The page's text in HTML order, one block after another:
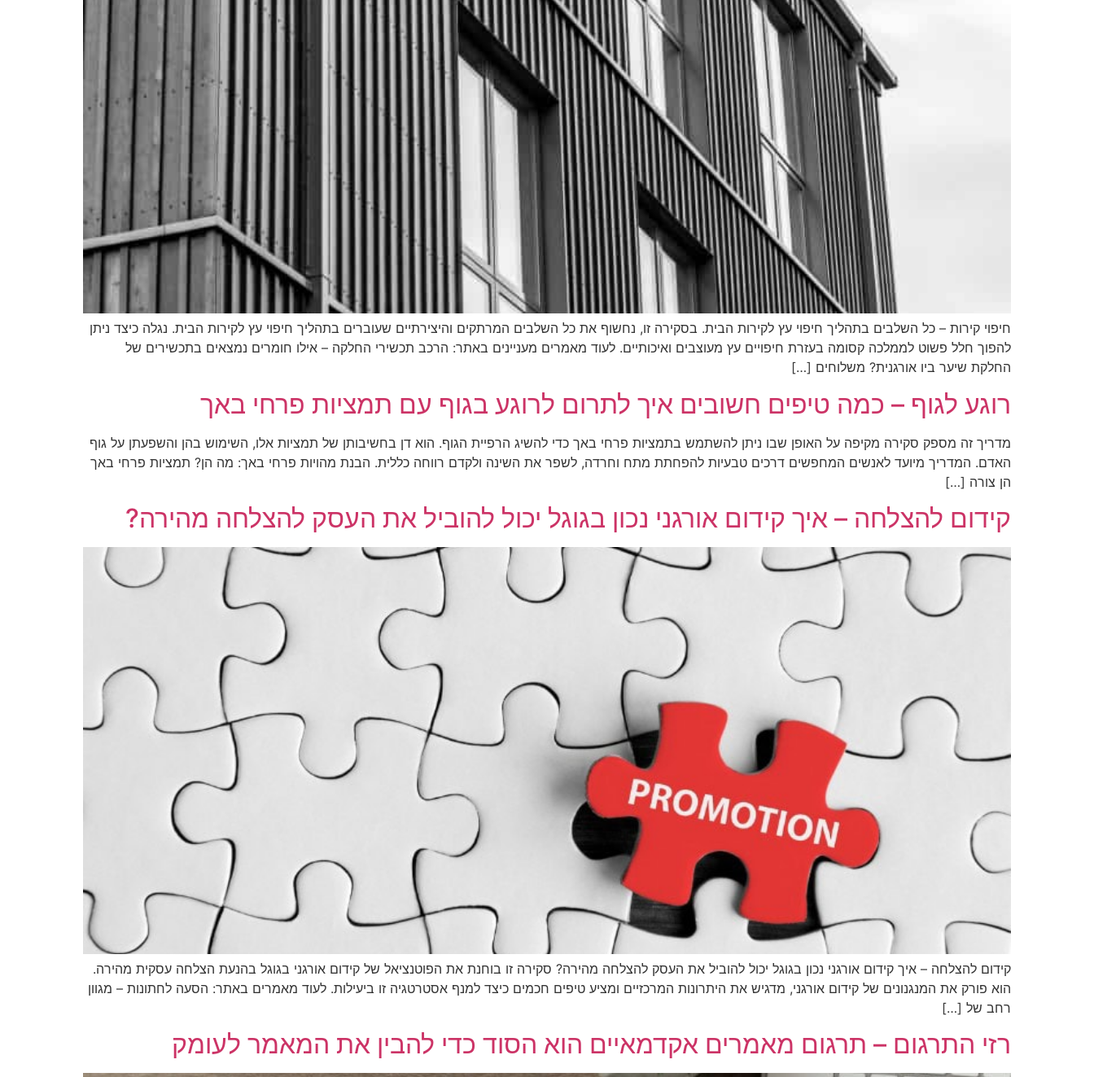
חיפוי קירות – כל השלבים בתהליך חיפוי עץ לקירות הבית. בסקירה זו, נחשוף את כל השלבים המרתקים והיצירתיים שעוברים בתהליך חיפוי עץ לקירות הבית. נגלה כיצד ניתן
להפוך חלל פשוט לממלכה קסומה בעזרת חיפויים עץ מעוצבים ואיכותיים. לעוד מאמרים מעניינים באתר: הרכב תכשירי החלקה – אילו חומרים נמצאים בתכשירים של
החלקת שיער ביו אורגנית? משלוחים […]
רוגע לגוף – כמה טיפים חשובים איך לתרום לרוגע בגוף עם תמציות פרחי באך
מדריך זה מספק סקירה מקיפה על האופן שבו ניתן להשתמש בתמציות פרחי באך כדי להשיג הרפיית הגוף. הוא דן בחשיבותן של תמציות אלו, השימוש בהן והשפעתן על גוף
האדם. המדריך מיועד לאנשים המחפשים דרכים טבעיות להפחתת מתח וחרדה, לשפר את השינה ולקדם רווחה כללית. הבנת מהויות פרחי באך: מה הן? תמציות פרחי באך
הן צורה […]
קידום להצלחה – איך קידום אורגני נכון בגוגל יכול להוביל את העסק להצלחה מהירה?
קידום להצלחה – איך קידום אורגני נכון בגוגל יכול להוביל את העסק להצלחה מהירה? סקירה זו בוחנת את הפוטנציאל של קידום אורגני בגוגל בהנעת הצלחה עסקית מהירה.
הוא פורק את המנגנונים של קידום אורגני, מדגיש את היתרונות המרכזיים ומציע טיפים חכמים כיצד למנף אסטרטגיה זו ביעילות. לעוד מאמרים באתר: הסעה לחתונות – מגוון
רחב של […]
רזי התרגום – תרגום מאמרים אקדמאיים הוא הסוד כדי להבין את המאמר לעומק